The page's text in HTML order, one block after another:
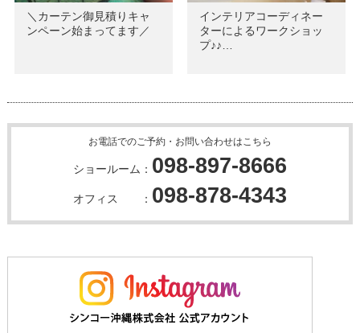
＼カーテン御見積りキャ
ンペーン始まってます／
インテリアコーディネー
ターによるワークショッ
プ♪♪…
お電話でのご予約・お問い合わせはこちら
ショールーム： 098-897-8666
オフィス ： 098-878-4343